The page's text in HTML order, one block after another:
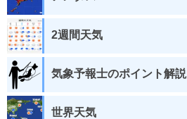
2週間天気
気象予報士のポイント解説
世界天気